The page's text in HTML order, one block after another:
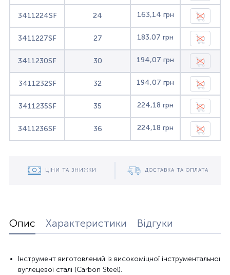
3411224SF 24 163,14 грн
3411227SF 27 183,07 грн
3411230SF 30 194,07 грн
3411232SF 32 194,07 грн
3411235SF 35 224,18 грн
3411236SF 36 224,18 грн
ЦІНИ ТА ЗНИЖКИ ДОСТАВКА ТА ОПЛАТА
Опис Характеристики Відгуки
Інструмент виготовлений із високоміцної інструментальної
вуглецевої сталі (Carbon Steel).